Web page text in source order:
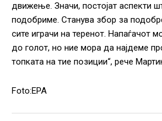
движење. Значи, постојат аспекти
подобриме. Станува збор за
сите играчи на теренот. Напаѓачот
до голот, но ние мора да најдеме
топката на тие позиции“, рече
Foto:EPA